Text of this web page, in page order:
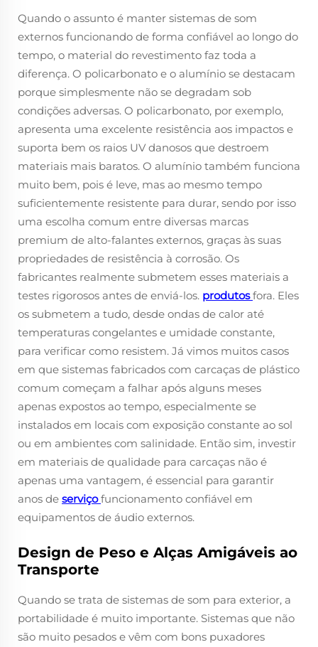
Quando o assunto é manter sistemas de som
externos funcionando de forma confiável ao longo do
tempo, o material do revestimento faz toda a
diferença. O policarbonato e o alumínio se destacam
porque simplesmente não se degradam sob
condições adversas. O policarbonato, por exemplo,
apresenta uma excelente resistência aos impactos e
suporta bem os raios UV danosos que destroem
materiais mais baratos. O alumínio também funciona
muito bem, pois é leve, mas ao mesmo tempo
suficientemente resistente para durar, sendo por isso
uma escolha comum entre diversas marcas
premium de alto-falantes externos, graças às suas
propriedades de resistência à corrosão. Os
fabricantes realmente submetem esses materiais a
testes rigorosos antes de enviá-los. produtosfora. Eles
os submetem a tudo, desde ondas de calor até
temperaturas congelantes e umidade constante,
para verificar como resistem. Já vimos muitos casos
em que sistemas fabricados com carcaças de plástico
comum começam a falhar após alguns meses
apenas expostos ao tempo, especialmente se
instalados em locais com exposição constante ao sol
ou em ambientes com salinidade. Então sim, investir
em materiais de qualidade para carcaças não é
apenas uma vantagem, é essencial para garantir
anos de serviçofuncionamento confiável em
equipamentos de áudio externos.
Design de Peso e Alças Amigáveis ao
Transporte
Quando se trata de sistemas de som para exterior, a
portabilidade é muito importante. Sistemas que não
são muito pesados e vêm com bons puxadores